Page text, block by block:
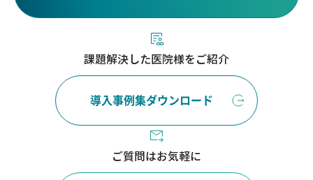
課題解決した医院様をご紹介
導入事例集ダウンロード
ご質問はお気軽に